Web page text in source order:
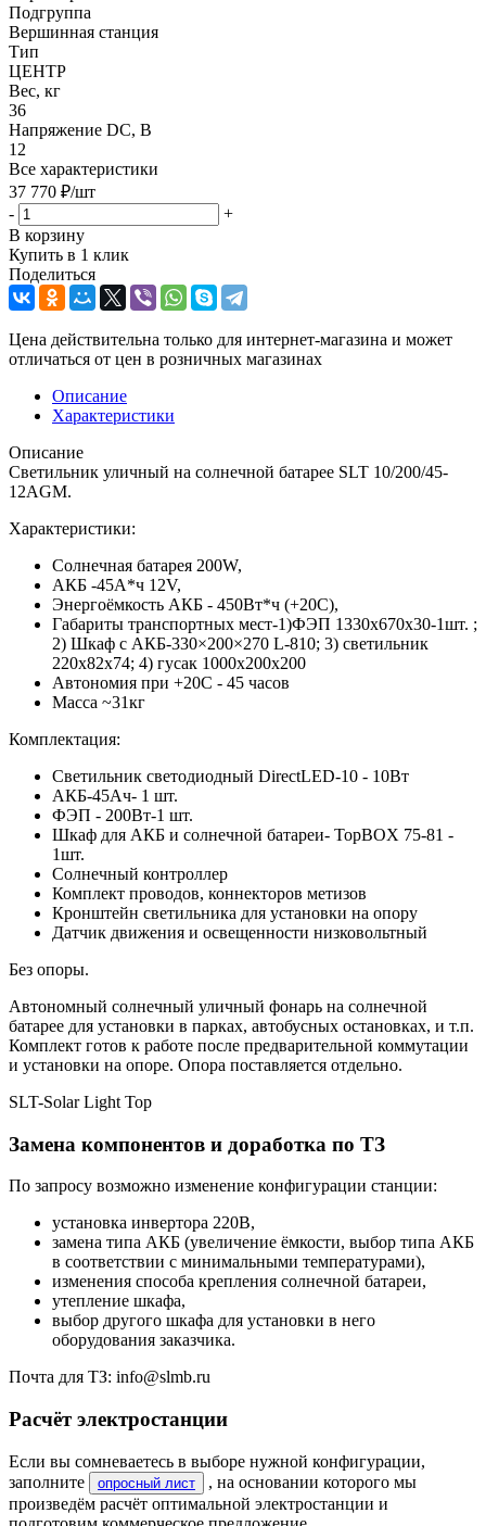
Подгруппа
Вершинная станция
Тип
ЦЕНТР
Вес, кг
36
Напряжение DC, В
12
Все характеристики
37 770 ₽/шт
-
+
В корзину
Купить в 1 клик
Поделиться
Цена действительна только для интернет-магазина и может
отличаться от цен в розничных магазинах
Описание
Характеристики
Описание
Светильник уличный на солнечной батарее SLT 10/200/45-
12AGM.
Характеристики:
Солнечная батарея 200W,
АКБ -45А*ч 12V,
Энергоёмкость АКБ - 450Вт*ч (+20С),
Габариты транспортных мест-1)ФЭП 1330х670x30-1шт. ;
2) Шкаф с АКБ-330×200×270 L-810; 3) светильник
220x82x74; 4) гусак 1000х200х200
Автономия при +20С - 45 часов
Масса ~31кг
Комплектация:
Светильник светодиодный DirectLED-10 - 10Вт
АКБ-45Ач- 1 шт.
ФЭП - 200Вт-1 шт.
Шкаф для АКБ и солнечной батареи- TopBOX 75-81 -
1шт.
Солнечный контроллер
Комплект проводов, коннекторов метизов
Кронштейн светильника для установки на опору
Датчик движения и освещенности низковольтный
Без опоры.
Автономный солнечный уличный фонарь на солнечной
батарее для установки в парках, автобусных остановках, и т.п.
Комплект готов к работе после предварительной коммутации
и установки на опоре. Опора поставляется отдельно.
SLT-Solar Light Top
Замена компонентов и доработка по ТЗ
По запросу возможно изменение конфигурации станции:
установка инвертора 220В,
замена типа АКБ (увеличение ёмкости, выбор типа АКБ
в соответствии с минимальными температурами),
изменения способа крепления солнечной батареи,
утепление шкафа,
выбор другого шкафа для установки в него
оборудования заказчика.
Почта для ТЗ: info@slmb.ru
Расчёт электростанции
Если вы сомневаетесь в выборе нужной конфигурации,
заполните
опросный лист
, на основании которого мы
произведём расчёт оптимальной электростанции и